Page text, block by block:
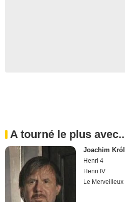
A tourné le plus
Joachim Król
Henri 4
Henri IV
Le